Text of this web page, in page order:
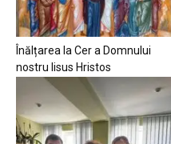
Înălțarea la Cer a Domnului
nostru Iisus Hristos